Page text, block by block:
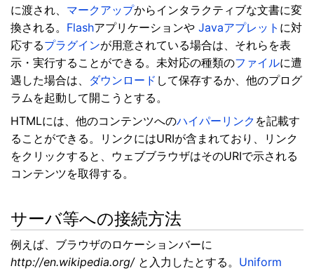
に渡され、 マークアップからインタラクティブな文書に変
換される。 Flashアプリケーションや Javaアプレット に対
応するプラグインが用意されている場合は、それらを表
示・実行することができる。未対応の種類のファイルに遭
遇した場合は、 ダウンロード して保存するか、他のプログ
ラムを起動して開こうとする。
HTMLには、他のコンテンツへのハイパーリンク を記載す
ることができる。リンクにはURIが含まれており、リンク
をクリックすると、ウェブブラウザはそのURIで示される
コンテンツを取得する。
サーバ等への接続方法
例えば、ブラウザのロケーションバーに
http://en.wikipedia.org/と入力したとする。 Uniform